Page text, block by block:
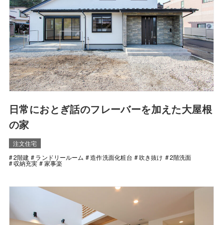
日常におとぎ話のフレーバーを加えた大屋根
の家
注文住宅
2階建
ランドリールーム 造作洗面化粧台 吹き抜け 2階洗面
収納充実 家事楽